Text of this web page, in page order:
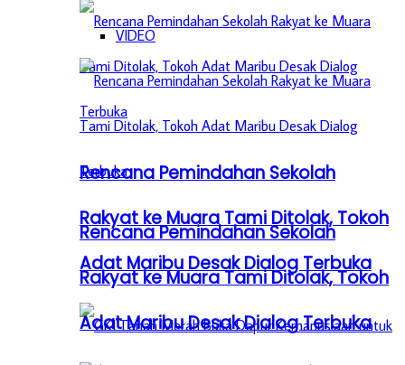
Rencana Pemindahan Sekolah
Rakyat ke Muara Tami Ditolak, Tokoh
Adat Maribu Desak Dialog Terbuka
VIDEO
Rencana Pemindahan Sekolah
Rakyat ke Muara Tami Ditolak, Tokoh
Adat Maribu Desak Dialog Terbuka